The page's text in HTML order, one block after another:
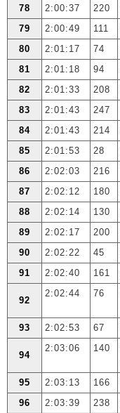
78 2:00:37 220
79
2:00:49 111
80
2:01:17 74
81
2:01:18 94
82
2:01:33 208
83
2:01:43 247
84
2:01:43 214
85
2:01:53 28
86
2:02:03 216
87
2:02:12 180
88
2:02:14 130
89
2:02:17 200
90
2:02:22 45
91
2:02:40 161
92
2:02:44 76
93
2:02:53 67
94
2:03:06 140
95
2:03:13 166
96
2:03:39 238